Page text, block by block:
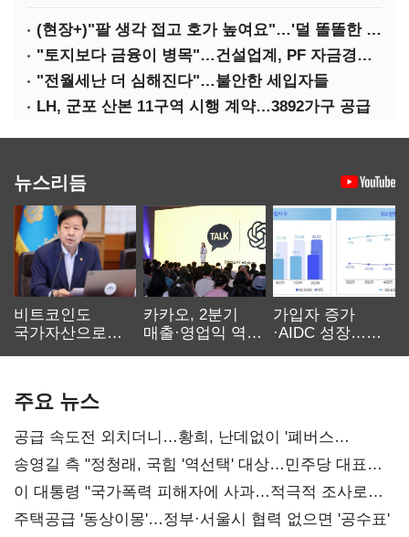
(현장+)"팔 생각 접고 호가 높여요"…'덜 똘똘한 한 채' 20억 키맞추기
"토지보다 금융이 병목"…건설업계, PF 자금경색 해소 목소리
"전월세난 더 심해진다"…불안한 세입자들
LH, 군포 산본 11구역 시행 계약…3892가구 공급
뉴스리듬
비트코인도
국가자산으로…'
카카오, 2분기
매출·영업익 역대
가입자 증가
·AIDC 성장…
주요 뉴스
공급 속도전 외치더니…황희, 난데없이 '폐버스
리모델링' 제안
송영길 측 "정청래, 국힘 '역선택' 대상…민주당 대표로
총선 지휘 못해"
이 대통령 "국가폭력 피해자에 사과…적극적 조사로
진실 밝혀야"
주택공급 '동상이몽'…정부·서울시 협력 없으면 '공수표'